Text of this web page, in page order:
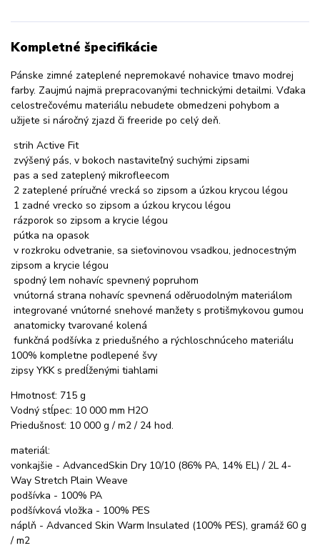
Kompletné špecifikácie
Pánske zimné zateplené nepremokavé nohavice tmavo modrej
farby. Zaujmú najmä prepracovanými technickými detailmi. Vďaka
celostrečovému materiálu nebudete obmedzeni pohybom a
užijete si náročný zjazd či freeride po celý deň.
strih Active Fit
zvýšený pás, v bokoch nastaviteľný suchými zipsami
pas a sed zateplený mikrofleecom
2 zateplené príručné vrecká so zipsom a úzkou krycou légou
1 zadné vrecko so zipsom a úzkou krycou légou
rázporok so zipsom a krycie légou
pútka na opasok
v rozkroku odvetranie, sa sieťovinovou vsadkou, jednocestným
zipsom a krycie légou
spodný lem nohavíc spevnený popruhom
vnútorná strana nohavíc spevnená oděruodolným materiálom
integrované vnútorné snehové manžety s protišmykovou gumou
anatomicky tvarované kolená
funkčná podšívka z priedušného a rýchloschnúceho materiálu
100% kompletne podlepené švy
zipsy YKK s predĺženými tiahlami
Hmotnosť: 715 g
Vodný stĺpec: 10 000 mm H2O
Priedušnosť: 10 000 g / m2 / 24 hod.
materiál:
vonkajšie - AdvancedSkin Dry 10/10 (86% PA, 14% EL) / 2L 4-
Way Stretch Plain Weave
podšívka - 100% PA
podšívková vložka - 100% PES
náplň - Advanced Skin Warm Insulated (100% PES), gramáž 60 g
/ m2